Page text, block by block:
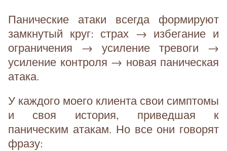
Панические атаки всегда формируют
замкнутый круг: страх → избегание и
ограничения → усиление тревоги →
усиление контроля → новая паническая
атака.
У каждого моего клиента свои симптомы
и своя история, приведшая к
паническим атакам. Но все они говорят
фразу: